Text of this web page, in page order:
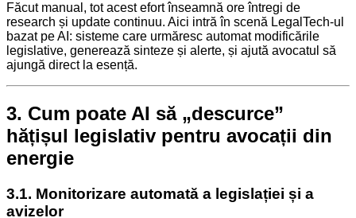
Făcut manual, tot acest efort înseamnă ore întregi de
research și update continuu. Aici intră în scenă LegalTech-ul
bazat pe AI: sisteme care urmăresc automat modificările
legislative, generează sinteze și alerte, și ajută avocatul să
ajungă direct la esență.
3. Cum poate AI să „descurce”
hățișul legislativ pentru avocații din
energie
3.1. Monitorizare automată a legislației și a
avizelor